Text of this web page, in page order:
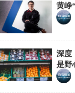
黄峥
深度
是野